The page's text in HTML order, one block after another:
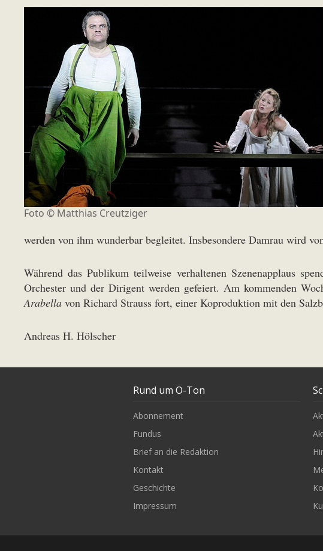
Foto © Matthias Creutziger
werden von ihm wunderbar begleitet. Insbesondere Damrau wird
Während das Publikum teilweise verhaltenen Szenenapplaus
Orchester und der Dirigent werden gefeiert. Am kommenden
Arabella von Richard Strauss fort, einer Koproduktion mit den
Andreas H. Hölscher
Rund um O-Ton
Abonnement
Fundus
Brief an die Redaktion
Kontakt
Geschichte
Impressum